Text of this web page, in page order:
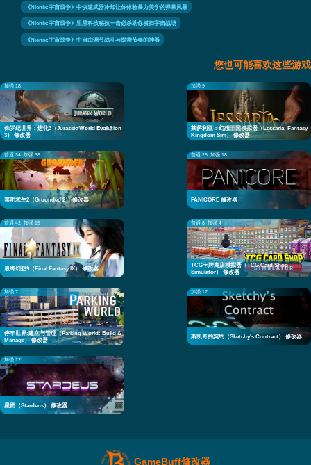
《Nienix:宇宙战争》中快速武器冷却让你体验暴力美学的弹幕风暴
《Nienix:宇宙战争》里黑科技秘技一击必杀助你横扫宇宙战场
《Nienix:宇宙战争》中自由调节战斗与探索节奏的神器
您也可能喜欢这些游戏
加强 18
侏罗纪世界：进化3（Jurassic World Evolution
3） 修改器
加强 9
莱萨利亚：幻想王国模拟器（Lessaria: Fantasy
Kingdom Sim） 修改器
普通 34 加强 38
禁闭求生2（Grounded 2） 修改器
普通 25 加强 18
PANICORE 修改器
普通 42 加强 19
最终幻想9（Final Fantasy IX） 修改器
普通 8 加强 4
TCG卡牌商店模拟器（TCG Card Shop
Simulator） 修改器
加强 7
停车世界:建立与管理（Parking World: Build &
Manage） 修改器
加强 17
斯凯奇的契约（Sketchy's Contract） 修改器
加强 12
星团（Stardeus） 修改器
GameBuff修改器